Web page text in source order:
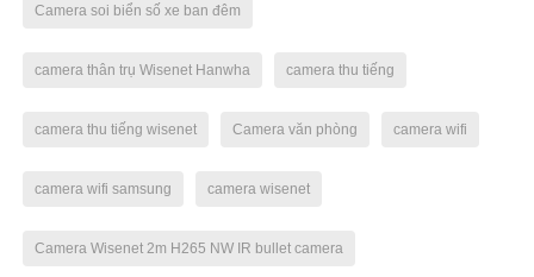
Camera soi biển số xe ban đêm
camera thân trụ Wisenet Hanwha camera thu tiếng
camera thu tiếng wisenet Camera văn phòng camera wifi
camera wifi samsung camera wisenet
Camera Wisenet 2m H265 NW IR bullet camera